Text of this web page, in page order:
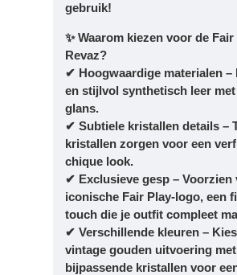
gebruik!
✨ Waarom kiezen voor de
Revaz?
✔ Hoogwaardige materialen –
en stijlvol synthetisch leer met
glans.
✔ Subtiele kristallen details –
kristallen zorgen voor een
chique look.
✔ Exclusieve gesp – Voorzien
iconische Fair Play-logo, een
touch die je outfit compleet
✔ Verschillende kleuren –
vintage gouden uitvoering met
bijpassende kristallen voor